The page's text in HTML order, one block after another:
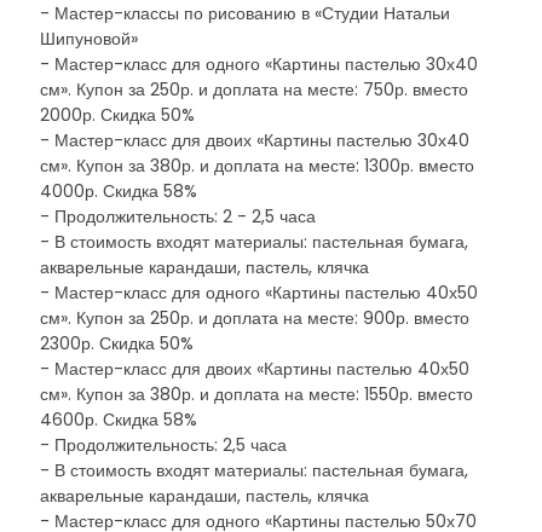
- Мастер-классы по рисованию в «Студии Натальи
Шипуновой»
- Мастер-класс для одного «Картины пастелью 30х40
см». Купон за 250р. и доплата на месте: 750р. вместо
2000р. Скидка 50%
- Мастер-класс для двоих «Картины пастелью 30х40
см». Купон за 380р. и доплата на месте: 1300р. вместо
4000р. Скидка 58%
- Продолжительность: 2 - 2,5 часа
- В стоимость входят материалы: пастельная бумага,
акварельные карандаши, пастель, клячка
- Мастер-класс для одного «Картины пастелью 40х50
см». Купон за 250р. и доплата на месте: 900р. вместо
2300р. Скидка 50%
- Мастер-класс для двоих «Картины пастелью 40х50
см». Купон за 380р. и доплата на месте: 1550р. вместо
4600р. Скидка 58%
- Продолжительность: 2,5 часа
- В стоимость входят материалы: пастельная бумага,
акварельные карандаши, пастель, клячка
- Мастер-класс для одного «Картины пастелью 50х70